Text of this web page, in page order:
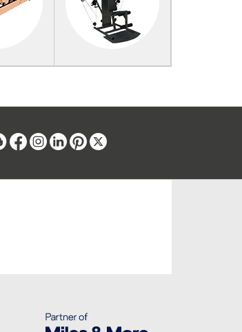
BlogFacebook
Instagram
LinkedinPinterest